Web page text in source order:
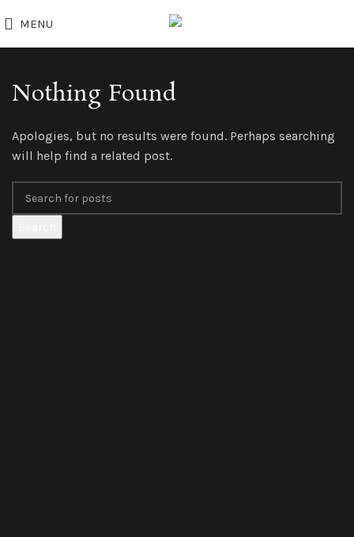
MENU
Nothing Found
Apologies, but no results were found. Perhaps searching
will help find a related post.